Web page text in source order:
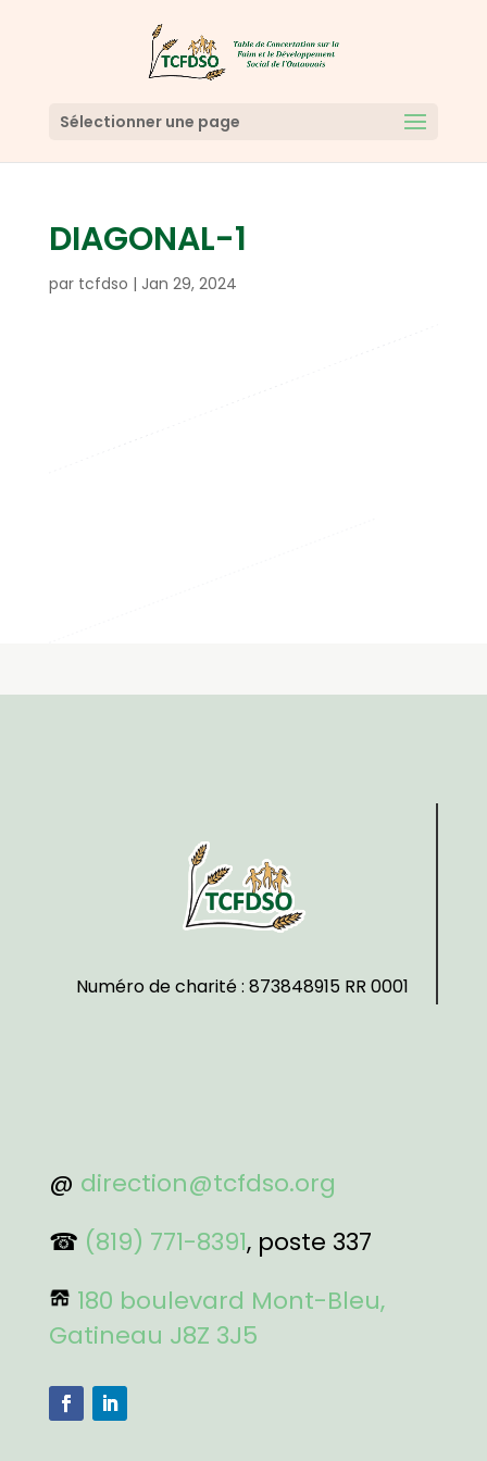
Sélectionner une page
DIAGONAL-1
par tcfdso | Jan 29, 2024
Numéro de charité : 873848915 RR 0001
@ direction@tcfdso.org
☎ (819) 771-8391, poste 337
180 boulevard Mont-Bleu,
Gatineau J8Z 3J5